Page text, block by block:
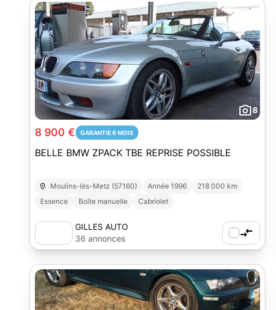
8
8 900 € GARANTIE 6 MOIS
BELLE BMW ZPACK TBE REPRISE POSSIBLE
Moulins-lès-Metz (57160) Année 1996
218 000 km
Essence
Boîte manuelle Cabriolet
GILLES AUTO
36 annonces